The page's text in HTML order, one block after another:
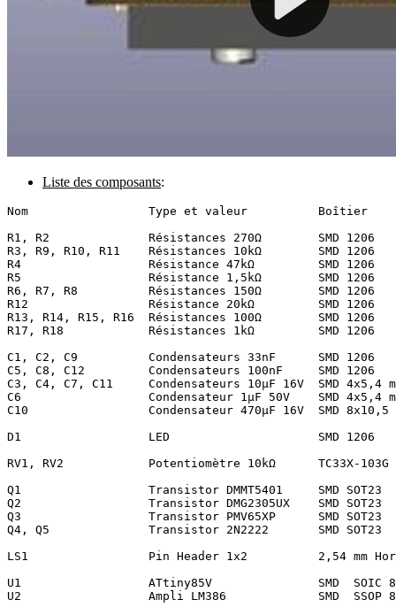
Liste des composants:
Nom                 Type et valeur          Boîtier
R1, R2              Résistances 270Ω        SMD 1206
R3, R9, R10, R11    Résistances 10kΩ        SMD 1206
R4                  Résistance 47kΩ         SMD 1206
R5                  Résistance 1,5kΩ        SMD 1206
R6, R7, R8          Résistances 150Ω        SMD 1206
R12                 Résistance 20kΩ         SMD 1206
R13, R14, R15, R16  Résistances 100Ω        SMD 1206
R17, R18            Résistances 1kΩ         SMD 1206
C1, C2, C9          Condensateurs 33nF      SMD 1206
C5, C8, C12         Condensateurs 100nF     SMD 1206
C3, C4, C7, C11     Condensateurs 10µF 16V  SMD 4x5,4
C6                  Condensateur 1µF 50V    SMD 4x5,4
C10                 Condensateur 470µF 16V  SMD 8x10,5
D1                  LED                     SMD 1206
RV1, RV2            Potentiomètre 10kΩ      TC33X-103G
Q1                  Transistor DMMT5401     SMD SOT23
Q2                  Transistor DMG2305UX    SMD SOT23
Q3                  Transistor PMV65XP      SMD SOT23
Q4, Q5              Transistor 2N2222       SMD SOT23
LS1                 Pin Header 1x2          2,54 mm
U1                  ATtiny85V               SMD  SOIC 8
U2                  Ampli LM386             SMD  SSOP 8